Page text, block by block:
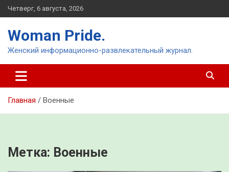
Перейти
к
Четверг, 6 августа, 2026
Woman Pride.
Женский информационно-развлекательный журнал.
Главная Военные
Метка: Военные